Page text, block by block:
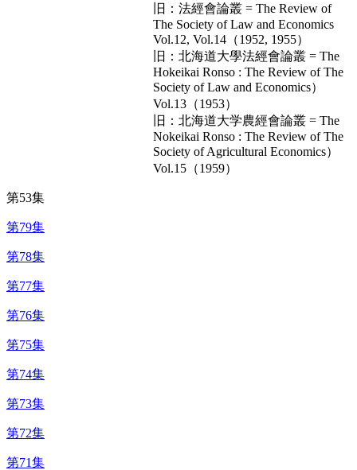
旧：法經會論叢 = The Review of
The Society of Law and Economics
Vol.12, Vol.14（1952, 1955）
旧：北海道大學法經會論叢 = The
Hokeikai Ronso : The Review of The
Society of Law and Economics）
Vol.13（1953）
旧：北海道大学農經會論叢 = The
Nokeikai Ronso : The Review of The
Society of Agricultural Economics）
Vol.15（1959）
第53集
第79集
第78集
第77集
第76集
第75集
第74集
第73集
第72集
第71集